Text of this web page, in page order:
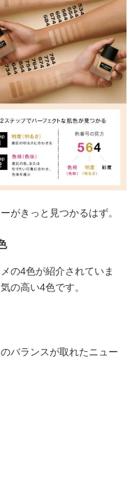
がきっと見つかるはず。
の4色が紹介されていま
の高い4色です。
バランスが取れたニュー